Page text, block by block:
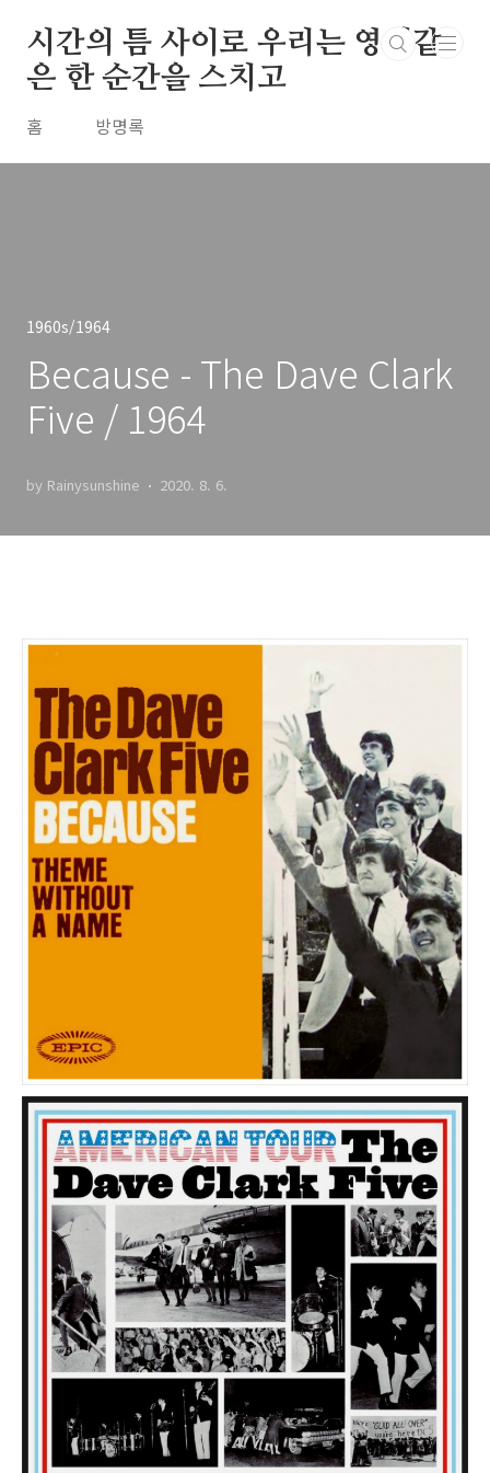
시간의 틈 사이로 우리는 영원같
은 한 순간을 스치고
홈 방명록
1960s/1964
Because - The Dave Clark
Five / 1964
by Rainysunshine 2020. 8. 6.